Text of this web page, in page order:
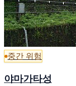
중간 위험
야마가타성